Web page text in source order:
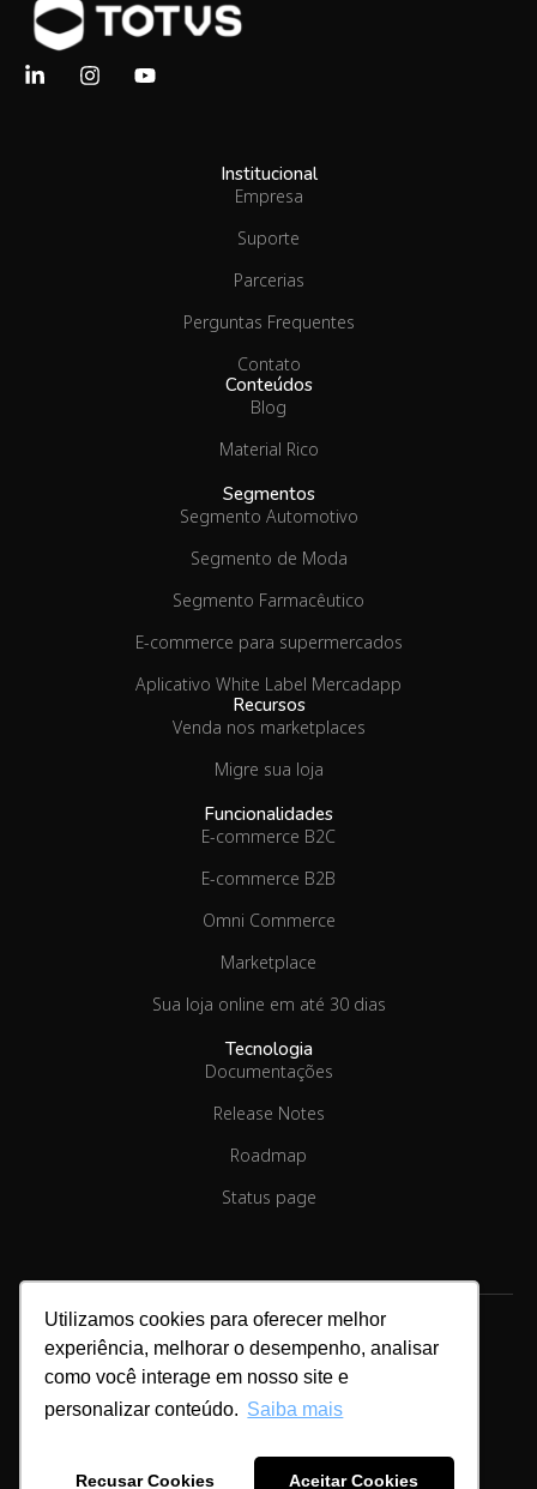
Utilizamos cookies para oferecer melhor
experiência, melhorar o desempenho, analisar
como você interage em nosso site e
personalizar conteúdo. Saiba mais
Recusar Cookies Aceitar Cookies
Institucional
Empresa
Suporte
Parcerias
Perguntas Frequentes
Contato
Conteúdos
Blog
Material Rico
Segmentos
Segmento Automotivo
Segmento de Moda
Segmento Farmacêutico
E-commerce para supermercados
Aplicativo White Label Mercadapp
Recursos
Venda nos marketplaces
Migre sua loja
Funcionalidades
E-commerce B2C
E-commerce B2B
Omni Commerce
Marketplace
Sua loja online em até 30 dias
Tecnologia
Documentações
Release Notes
Roadmap
Status page
Copyright © 2026.Linx Commerce
Cookies & Privacidade